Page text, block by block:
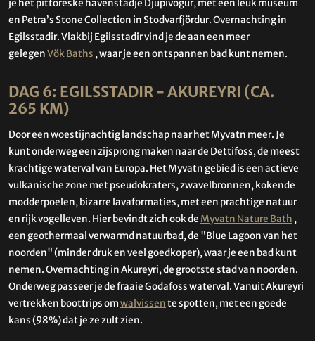
je het pittoreske havenstadje Djupivogur, met een leuk museum
en Petra’s Stone Collection in Stodvarfjördur. Overnachting in
Egilsstadir. Vlakbij Egilsstadir vind je de aan een meer
gelegenVök Baths , waar je een ontspannen bad kunt nemen.
DAG 6: EGILSSTADIR - AKUREYRI (CA.
265 KM)
Door een woestijnachtig landschap naar het Myvatn meer. Je
kunt onderweg een zijsprong maken naar de Dettifoss, de meest
krachtige waterval van Europa. Het Myvatn gebied is een actieve
vulkanische zone met pseudokraters, zwavelbronnen, kokende
modderpoelen, bizarre lavaformaties, met een prachtige natuur
en rijk vogelleven. Hier bevindt zich ook de Myvatn Nature Bath ,
een geothermaal verwarmd natuurbad, de "Blue Lagoon van het
noorden" (minder druk en veel goedkoper), waar je een bad kunt
nemen. Overnachting in Akureyri, de grootste stad van noorden.
Onderweg passeer je de fraaie Godafoss waterval. Vanuit Akureyri
vertrekken boottrips omwalvissente spotten, met een goede
kans (98%) dat je ze zult zien.